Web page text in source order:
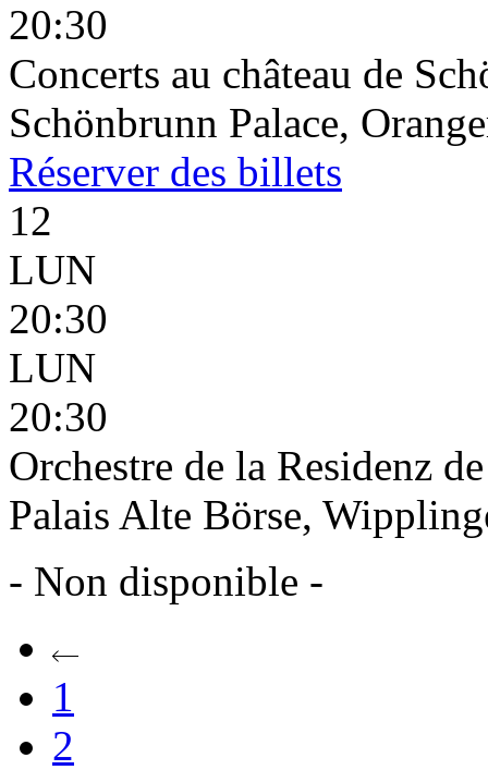
20:30
Concerts au château de
Schönbrunn Palace,
Réserver des billets
12
LUN
20:30
LUN
20:30
Orchestre de la Residenz
Palais Alte Börse,
- Non disponible -
1
2